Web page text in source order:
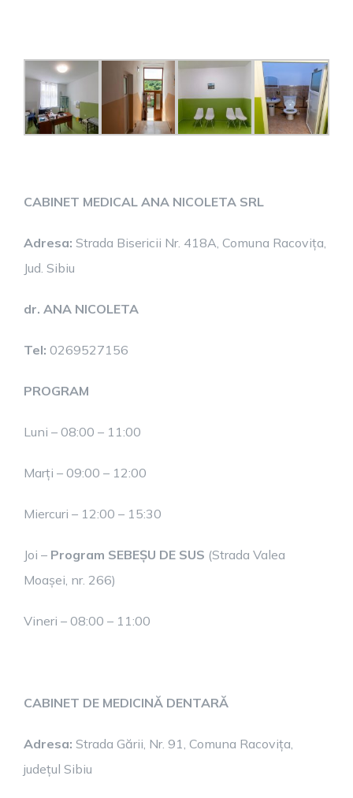
CABINET MEDICAL ANA NICOLETA SRL
Adresa: Strada Bisericii Nr. 418A, Comuna Racovița,
Jud. Sibiu
dr. ANA NICOLETA
Tel: 0269527156
PROGRAM
Luni – 08:00 – 11:00
Marți – 09:00 – 12:00
Miercuri – 12:00 – 15:30
Joi – Program SEBEȘU DE SUS (Strada Valea
Moașei, nr. 266)
Vineri – 08:00 – 11:00
CABINET DE MEDICINĂ DENTARĂ
Adresa: Strada Gării, Nr. 91, Comuna Racovița,
județul Sibiu